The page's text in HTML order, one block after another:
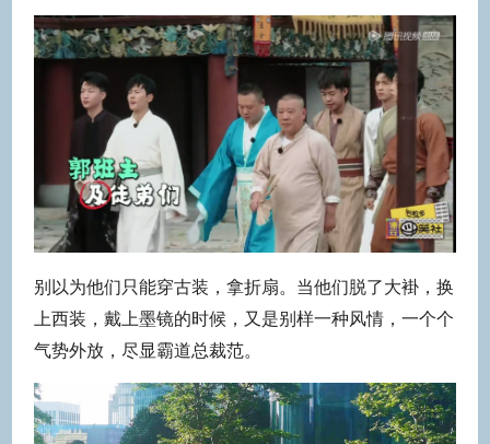
别以为他们只能穿古装，拿折扇。当他们脱了大褂，换
上西装，戴上墨镜的时候，又是别样一种风情，一个个
气势外放，尽显霸道总裁范。